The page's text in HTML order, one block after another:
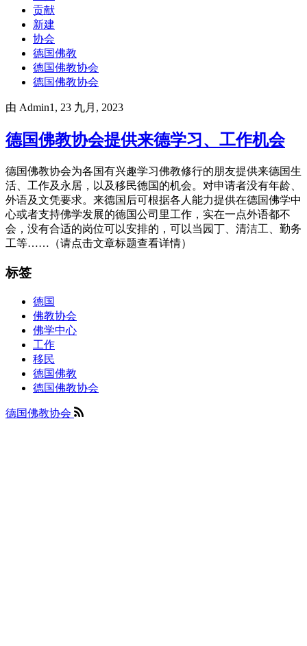
贡献
新建
协会
德国佛教
德国佛教协会
德国佛教协会
由 Admin1 , 23 九月, 2023
德国佛教协会提供来德学习、工作机会
德国佛教协会为各国有兴趣学习佛教修行的朋友提供来德国生
活、工作及永居，以及移民德国的机会。对申请者没有年龄、
外语及文凭要求。来德国后可根据各人能力提供在德国佛学中
心或者支持佛学发展的德国公司里工作，实在一点外语都不
会，没有合适的岗位可以安排的，可以当园丁、清洁工、勤务
工等……（请点击文章标题查看详情）
标签
德国
佛教协会
佛学中心
工作
移民
德国佛教
德国佛教协会
德国佛教协会